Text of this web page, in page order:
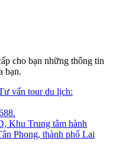
cho bạn những thông tin
bạn.
vấn tour du lịch:
Khu Trung tâm hành
Phong, thành phố Lai